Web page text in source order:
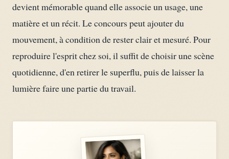
devient mémorable quand elle associe un usage, une
matière et un récit. Le concours peut ajouter du
mouvement, à condition de rester clair et mesuré. Pour
reproduire l'esprit chez soi, il suffit de choisir une scène
quotidienne, d'en retirer le superflu, puis de laisser la
lumière faire une partie du travail.